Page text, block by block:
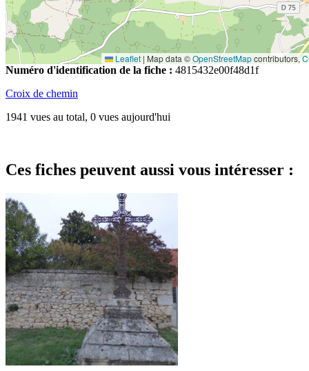
Leaflet | Map data ©OpenStreetMapcontributors,
Numéro d'identification de la fiche : 4815432e00f48d1f
Croix de chemin
1941 vues au total, 0 vues aujourd'hui
Ces fiches peuvent aussi vous intéresser :